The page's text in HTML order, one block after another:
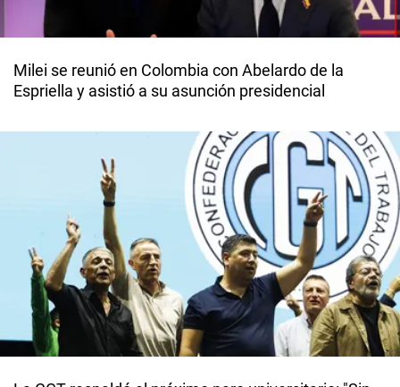
Milei se reunió en Colombia con Abelardo de la
Espriella y asistió a su asunción presidencial